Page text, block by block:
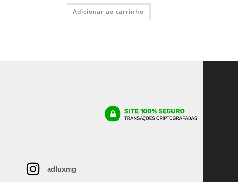
Adicionar ao carrinho
adluxmg